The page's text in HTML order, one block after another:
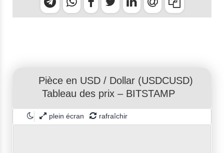
Pièce en USD/ Dollar(USDCUSD)
Tableau des prix – BITSTAMP
plein écran rafraîchir